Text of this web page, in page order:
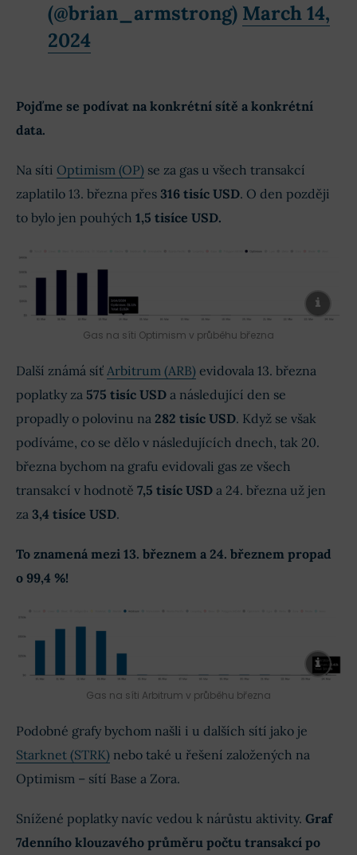
(@brian_armstrong) March 14,
2024
Pojďme se podívat na konkrétní sítě a konkrétní
data.
Na síti Optimism (OP) se za gas u všech transakcí
zaplatilo 13. března přes 316 tisíc USD. O den později
to bylo jen pouhých 1,5 tisíce USD.
Gas na síti Optimism v průběhu března
Další známá síť Arbitrum (ARB) evidovala 13. března
poplatky za 575 tisíc USD a následující den se
propadly o polovinu na 282 tisíc USD. Když se však
podíváme, co se dělo v následujících dnech, tak 20.
března bychom na grafu evidovali gas ze všech
transakcí v hodnotě 7,5 tisíc USD a 24. března už jen
za 3,4 tisíce USD.
To znamená mezi 13. březnem a 24. březnem propad
o 99,4 %!
Gas na síti Arbitrum v průběhu března
Podobné grafy bychom našli i u dalších sítí jako je
Starknet (STRK) nebo také u řešení založených na
Optimism – sítí Base a Zora.
Snížené poplatky navíc vedou k nárůstu aktivity. Graf
7denního klouzavého průměru počtu transakcí po